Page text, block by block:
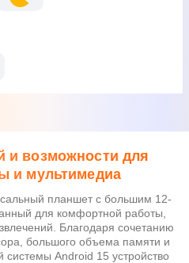
и возможности для
и мультимедиа
планшет с большим 12-
для комфортной работы,
Благодаря сочетанию
большого объема памяти и
Android 15 устройство